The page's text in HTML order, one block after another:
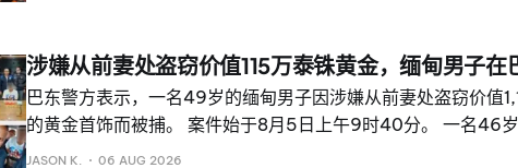
涉嫌从前妻处盗窃价值115万泰铢黄金，缅甸男子在
巴东警方表示，一名49岁的缅甸男子因涉嫌从前妻处盗窃价值
的黄金首饰而被捕。 案件始于8月5日上午9时40分。 一名46
案称，前夫进入其住所，拿走了存放在保险柜里的黄金首饰。 警
JASON K. 06 AUG 2026